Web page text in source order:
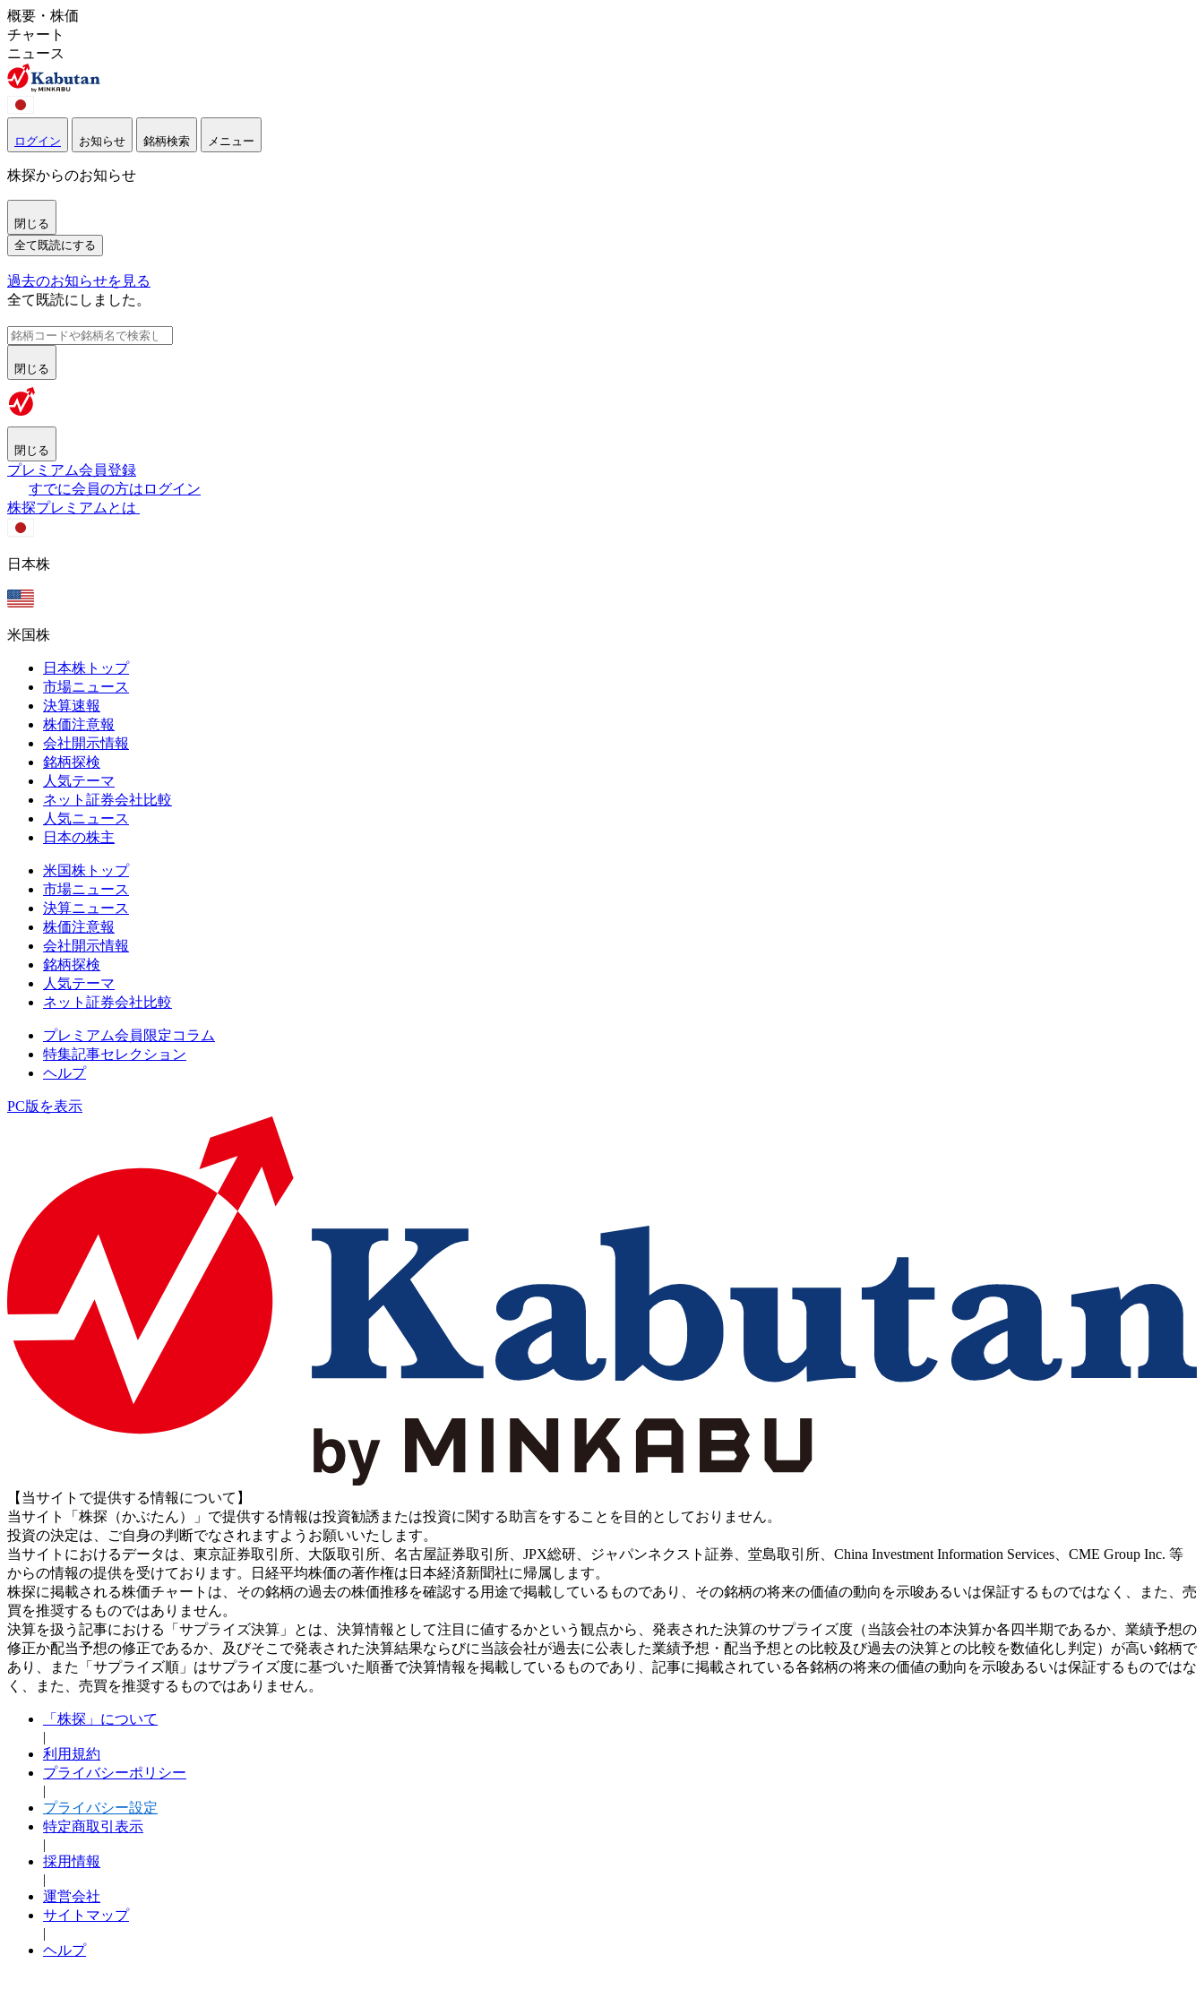
概要・株価
チャート
ニュース
ログイン お知らせ 銘柄検索 メニュー
株探からのお知らせ
閉じる
全て既読にする
過去のお知らせを見る
全て既読にしました。
閉じる
閉じる
プレミアム会員登録
すでに会員の方はログイン
株探プレミアムとは
日本株
米国株
日本株トップ
市場ニュース
決算速報
株価注意報
会社開示情報
銘柄探検
人気テーマ
ネット証券会社比較
人気ニュース
日本の株主
米国株トップ
市場ニュース
決算ニュース
株価注意報
会社開示情報
銘柄探検
人気テーマ
ネット証券会社比較
プレミアム会員限定コラム
特集記事セレクション
ヘルプ
PC版を表示
【当サイトで提供する情報について】
当サイト「株探（かぶたん）」で提供する情報は投資勧誘または投資に関する助言をすることを目的としておりません。
投資の決定は、ご自身の判断でなされますようお願いいたします。
当サイトにおけるデータは、東京証券取引所、大阪取引所、名古屋証券取引所、JPX総研、ジャパンネクスト証券、堂島取引所、China Investment Information Services、CME Group Inc. 等
からの情報の提供を受けております。日経平均株価の著作権は日本経済新聞社に帰属します。
株探に掲載される株価チャートは、その銘柄の過去の株価推移を確認する用途で掲載しているものであり、その銘柄の将来の価値の動向を示唆あるいは保証するものではなく、また、売
買を推奨するものではありません。
決算を扱う記事における「サプライズ決算」とは、決算情報として注目に値するかという観点から、発表された決算のサプライズ度（当該会社の本決算か各四半期であるか、業績予想の
修正か配当予想の修正であるか、及びそこで発表された決算結果ならびに当該会社が過去に公表した業績予想・配当予想との比較及び過去の決算との比較を数値化し判定）が高い銘柄で
あり、また「サプライズ順」はサプライズ度に基づいた順番で決算情報を掲載しているものであり、記事に掲載されている各銘柄の将来の価値の動向を示唆あるいは保証するものではな
く、また、売買を推奨するものではありません。
「株探」について
|
利用規約
プライバシーポリシー
|
プライバシー設定
特定商取引表示
|
採用情報
|
運営会社
サイトマップ
|
ヘルプ